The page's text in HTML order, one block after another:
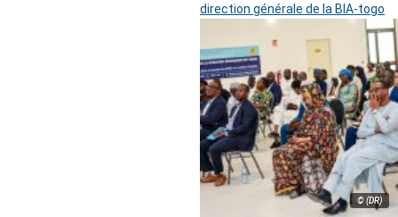
direction générale de la BIA-togo
© (DR)